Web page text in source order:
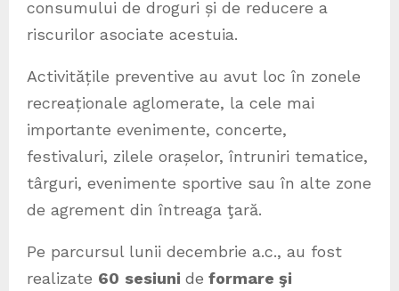
consumului de droguri și de reducere a
riscurilor asociate acestuia.
Activitățile preventive au avut loc în zonele
recreaționale aglomerate, la cele mai
importante evenimente, concerte,
festivaluri, zilele orașelor, întruniri tematice,
târguri, evenimente sportive sau în alte zone
de agrement din întreaga ţară.
Pe parcursul lunii decembrie a.c., au fost
realizate 60 sesiuni de formare şi